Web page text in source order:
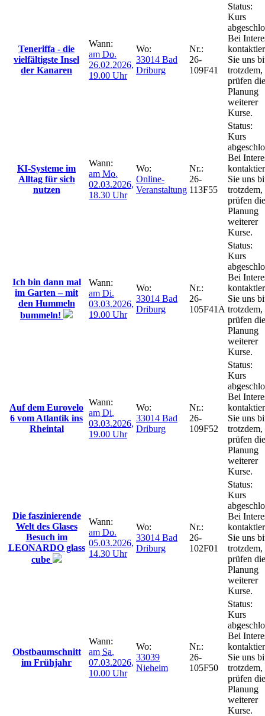
Teneriffa - die
vielfältigste Insel
der Kanaren
Wann:
am Do.
26.02.2026,
19.00 Uhr
Wo:
33014 Bad
Driburg
Nr.:
26-
109F41
Status:
Kurs
Bei
Sie uns
prüfen die
Planung
weiterer
Kurse.
KI-Systeme im
Alltag für sich
nutzen
Wann:
am Mo.
02.03.2026,
18.30 Uhr
Wo:
Online-
Veranstaltung
Nr.:
26-
113F55
Status:
Kurs
Bei
Sie uns
prüfen die
Planung
weiterer
Kurse.
Ich bin dann mal
im Garten – mit
den Hummeln
bummeln!
Wann:
am Di.
03.03.2026,
19.00 Uhr
Wo:
33014 Bad
Driburg
Nr.:
26-
105F41A
Status:
Kurs
Bei
Sie uns
prüfen die
Planung
weiterer
Kurse.
Auf dem Eurovelo
6 vom Atlantik ins
Rheintal
Wann:
am Di.
03.03.2026,
19.00 Uhr
Wo:
33014 Bad
Driburg
Nr.:
26-
109F52
Status:
Kurs
Bei
Sie uns
prüfen die
Planung
weiterer
Kurse.
Die faszinierende
Welt des Glases
Besuch im
LEONARDO glass
cube
Wann:
am Do.
05.03.2026,
14.30 Uhr
Wo:
33014 Bad
Driburg
Nr.:
26-
102F01
Status:
Kurs
Bei
Sie uns
prüfen die
Planung
weiterer
Kurse.
Obstbaumschnitt
im Frühjahr
Wann:
am Sa.
07.03.2026,
10.00 Uhr
Wo:
33039
Nieheim
Nr.:
26-
105F50
Status:
Kurs
Bei
Sie uns
prüfen die
Planung
weiterer
Kurse.